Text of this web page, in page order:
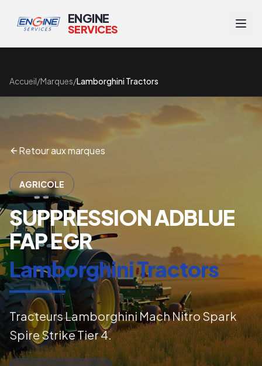
ENGINE
SERVICES
Accueil/Marques/Lamborghini Tractors
Retour aux marques
AGRICOLE
SUPPRESSION ADBLUE
FAP EGR
Lamborghini Tractors
Tracteurs Lamborghini Mach Nitro Spark
Spire Strike Tier 4.